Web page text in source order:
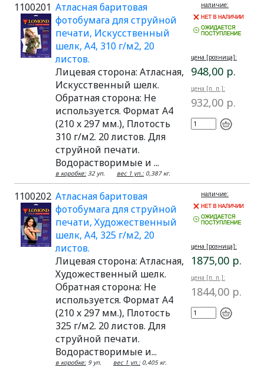
1100201 Атласная баритовая
фотобумага для струйной
печати, Искусственный
шелк, A4, 310 г/м2, 20
листов.
Лицевая сторона: Атласная,
Искусственный шелк.
Обратная сторона: Не
используется. Формат A4
(210 x 297 мм.), Плотость
310 г/м2. 20 листов. Для
струйной печати.
Водорастворимые и ...
в коробке: 32 уп. вес 1 уп.: 0,387 кг.
наличие:
цена [розница]:
948,00 р.
цена [п. п.]:
932,00 р.
1100202 Атласная баритовая
фотобумага для струйной
печати, Художественный
шелк, A4, 325 г/м2, 20
листов.
Лицевая сторона: Атласная,
Художественный шелк.
Обратная сторона: Не
используется. Формат A4
(210 x 297 мм.), Плотость
325 г/м2. 20 листов. Для
струйной печати.
Водорастворимые и...
в коробке: 9 уп. вес 1 уп.: 0,405 кг.
наличие:
цена [розница]:
1875,00 р.
цена [п. п.]:
1844,00 р.